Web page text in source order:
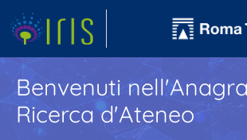
Benvenuti
Ricerca d'Ateneo